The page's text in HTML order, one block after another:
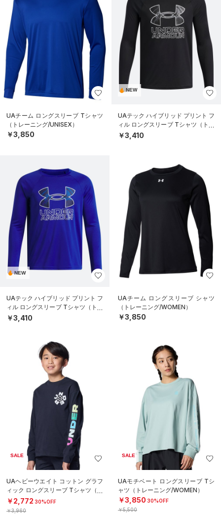
UAチーム ロングスリーブ Tシャツ
（トレーニング/UNISEX）
￥3,850
NEW
UAテック ハイブリッド プリント フ
ィル ロングスリーブ Tシャツ（トレ
ーニング/BOYS）
￥3,410
NEW
UAテック ハイブリッド プリント フ
ィル ロングスリーブ Tシャツ（トレ
ーニング/BOYS）
￥3,410
UAチーム ロングスリーブ シャツ
（トレーニング/WOMEN）
￥3,850
SALE
UAヘビーウエイト コットン グラフ
ィック ロングスリーブ Tシャツ（ト
レーニング/BOYS）
￥2,772 30%OFF
￥3,960
SALE
UAモチベート ロングスリーブ Tシ
ャツ（トレーニング/WOMEN）
￥3,850 30%OFF
￥5,500